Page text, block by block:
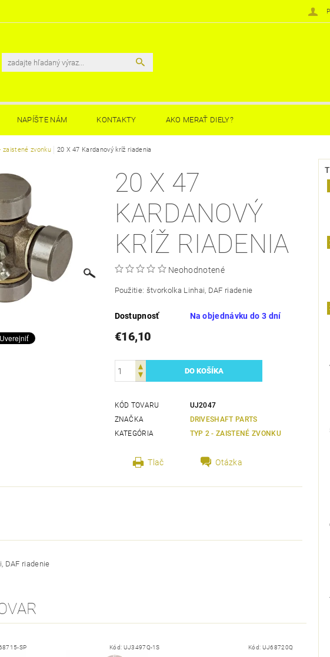
NAPÍŠTE NÁM KONTAKTY AKO MERAŤ DIELY?
zaistené zvonku 20 X 47 Kardanový kríž riadenia
20 X 47
KARDANOVÝ
KRÍŽ RIADENIA
Neohodnotené
Použitie: štvorkolka Linhai, DAF riadenie
Dostupnosť Na objednávku do 3 dní
€16,10
KÓD TOVARU
UJ2047
ZNAČKA
DRIVESHAFT PARTS
KATEGÓRIA
TYP 2 - ZAISTENÉ ZVONKU
Tlač Otázka
DAF riadenie
SP Kód: UJ3497Q-1S Kód: UJ68720Q